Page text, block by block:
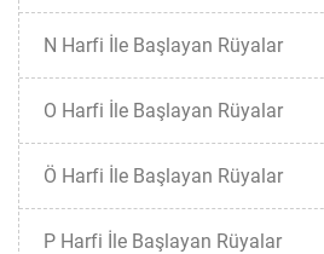
N Harfi İle Başlayan Rüyalar
O Harfi İle Başlayan Rüyalar
Ö Harfi İle Başlayan Rüyalar
P Harfi İle Başlayan Rüyalar